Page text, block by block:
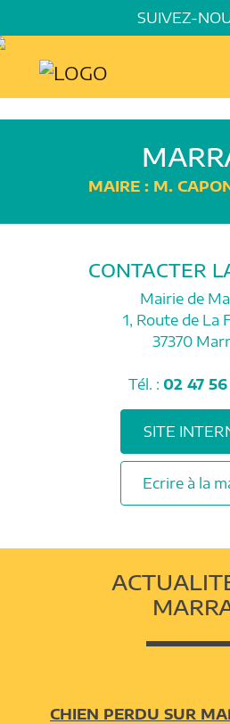
SUIVEZ-
MAIRE : M.
CONTACTER
Mairie de
1, Route de La
37370
Tél. : 02 47
SITE
Ecrire à la
CHIEN PERDU SUR